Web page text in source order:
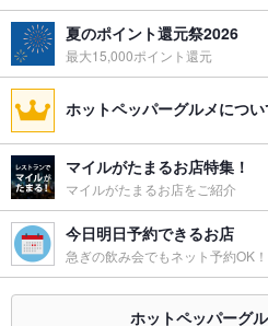
夏のポイント還元祭2026
最大15,000ポイント還元
ホットペッパーグルメについ
マイルがたまるお店特集！
マイルがたまるお店をご紹介
今日明日予約できるお店
急ぎの飲み会でもネット予約OK！
ホットペッパーグ